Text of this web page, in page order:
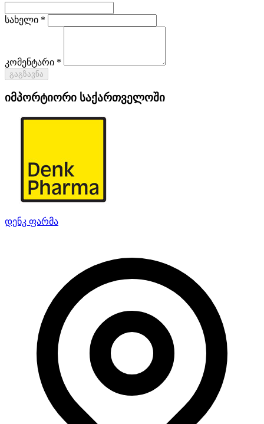
სახელი *
კომენტარი *
გაგზავნა
იმპორტიორი საქართველოში
დენკ ფარმა